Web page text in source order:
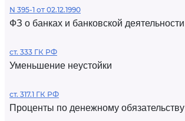
N 395-1 от 02.12.1990
ФЗ о банках и банковской деятельности
ст. 333 ГК РФ
Уменьшение неустойки
ст. 317.1 ГК РФ
Проценты по денежному обязательству